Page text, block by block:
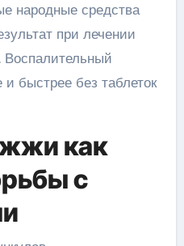
народные средства
при лечении
Воспалительный
и быстрее без таблеток
как
с